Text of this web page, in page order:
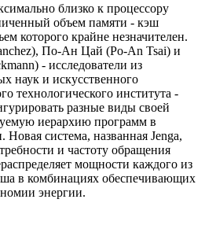
близко к процессору
объем памяти - кэш
которого крайне незначителен.
По-Ан Цай (Po-An Tsai) и
- исследователи из
наук и искусственного
технологического института -
разные виды своей
иерархию программ в
система, названная Jenga,
и частоту обращения
мощности каждого из
в комбинациях обеспечивающих
энергии.